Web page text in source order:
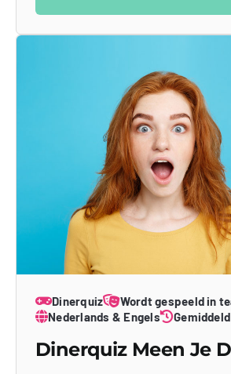
Dinerquiz
Wordt gespeeld in
Nederlands & Engels
Dinerquiz Meen Je